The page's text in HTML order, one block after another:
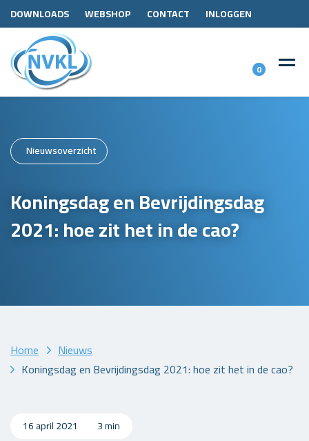
DOWNLOADS WEBSHOP CONTACT INLOGGEN
0
Nieuwsoverzicht
Koningsdag en Bevrijdingsdag
2021: hoe zit het in de cao?
Home
Nieuws
Koningsdag en Bevrijdingsdag 2021: hoe zit het in de cao?
16 april 2021 3 min